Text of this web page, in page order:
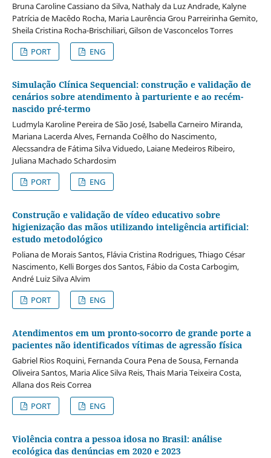
Bruna Caroline Cassiano da Silva, Nathaly da Luz Andrade, Kalyne
Patrícia de Macêdo Rocha, Maria Laurência Grou Parreirinha Gemito,
Sheila Cristina Rocha-Brischiliari, Gilson de Vasconcelos Torres
PORT
ENG
Simulação Clínica Sequencial: construção e validação de
cenários sobre atendimento à parturiente e ao recém-
nascido pré-termo
Ludmyla Karoline Pereira de São José, Isabella Carneiro Miranda,
Mariana Lacerda Alves, Fernanda Coêlho do Nascimento,
Alecssandra de Fátima Silva Viduedo, Laiane Medeiros Ribeiro,
Juliana Machado Schardosim
PORT
ENG
Construção e validação de vídeo educativo sobre
higienização das mãos utilizando inteligência artificial:
estudo metodológico
Poliana de Morais Santos, Flávia Cristina Rodrigues, Thiago César
Nascimento, Kelli Borges dos Santos, Fábio da Costa Carbogim,
André Luiz Silva Alvim
PORT
ENG
Atendimentos em um pronto-socorro de grande porte a
pacientes não identificados vítimas de agressão física
Gabriel Rios Roquini, Fernanda Coura Pena de Sousa, Fernanda
Oliveira Santos, Maria Alice Silva Reis, Thais Maria Teixeira Costa,
Allana dos Reis Correa
PORT
ENG
Violência contra a pessoa idosa no Brasil: análise
ecológica das denúncias em 2020 e 2023